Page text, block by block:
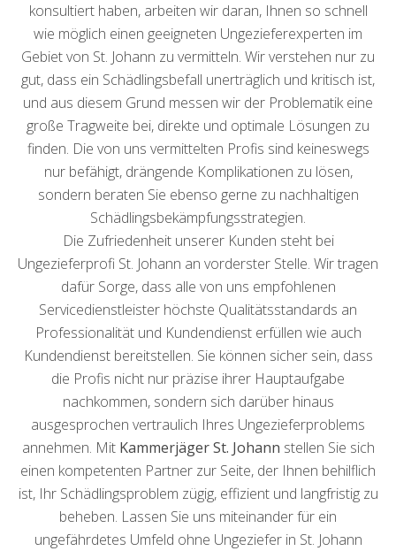
konsultiert haben, arbeiten wir daran, Ihnen so schnell
wie möglich einen geeigneten Ungezieferexperten im
Gebiet von St. Johann zu vermitteln. Wir verstehen nur zu
gut, dass ein Schädlingsbefall unerträglich und kritisch ist,
und aus diesem Grund messen wir der Problematik eine
große Tragweite bei, direkte und optimale Lösungen zu
finden. Die von uns vermittelten Profis sind keineswegs
nur befähigt, drängende Komplikationen zu lösen,
sondern beraten Sie ebenso gerne zu nachhaltigen
Schädlingsbekämpfungsstrategien.
Die Zufriedenheit unserer Kunden steht bei
Ungezieferprofi St. Johann an vorderster Stelle. Wir tragen
dafür Sorge, dass alle von uns empfohlenen
Servicedienstleister höchste Qualitätsstandards an
Professionalität und Kundendienst erfüllen wie auch
Kundendienst bereitstellen. Sie können sicher sein, dass
die Profis nicht nur präzise ihrer Hauptaufgabe
nachkommen, sondern sich darüber hinaus
ausgesprochen vertraulich Ihres Ungezieferproblems
annehmen. Mit Kammerjäger St. Johann stellen Sie sich
einen kompetenten Partner zur Seite, der Ihnen behilflich
ist, Ihr Schädlingsproblem zügig, effizient und langfristig zu
beheben. Lassen Sie uns miteinander für ein
ungefährdetes Umfeld ohne Ungeziefer in St. Johann